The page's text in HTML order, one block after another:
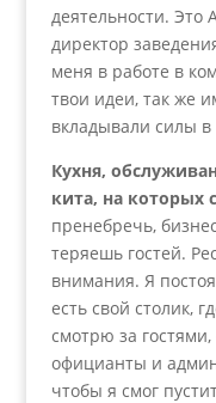
деятельности. Это
директор
меня в работе в
твои идеи, так же
вкладывали силы
Кухня,
кита, на которых
пренебречь,
теряешь гостей.
внимания. Я
есть свой столик,
смотрю за
официанты и
чтобы я смог